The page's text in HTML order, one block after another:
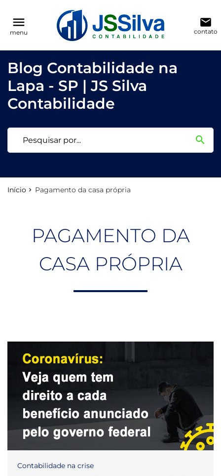
menu
menu
email
contato
Blog Contabilidade na
Lapa - SP | JS Silva
Contabilidade
search
Início Pagamento da casa própria
reply NAVEGAÇÃO
home Voltar ao site
Blog
Contabilidade
reply FALE CONOSCO
location_on Rua Antônio Raposo, 186, conjunto 123
Deixe sua Mensagem
PAGAMENTO DA
CASA PRÓPRIA
Contabilidade na crise